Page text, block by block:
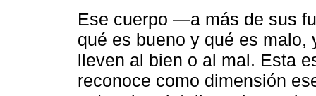
Ese cuerpo ―a más de sus
qué es bueno y qué es malo,
lleven al bien o al mal. Esta
reconoce como dimensión